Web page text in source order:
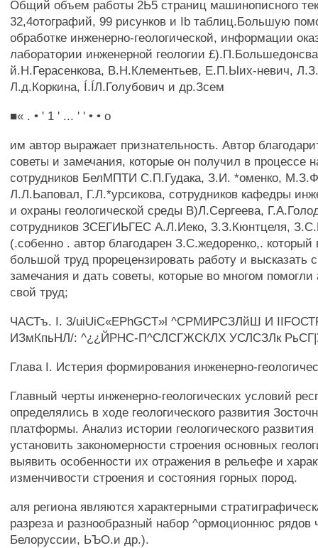
Общий объем работы 2Ь5 страниц машинописного
32,4отографий, 99 рисунков и Ib таблиц.Большую
обработке инженерно-геологической, информации
лаборатории инженерной геологии
й.Н.Герасенкова, В.Н.Клементьев, Е.П.Ыих-невич,
Л.д.Коркина, Í.ÍЛ.Голубович и др.Зсем
■« . • ' 1 ' ... ' ' • • о
им автор выражает признательность. Автор
советы и замечания, которые он получил в процессе
сотрудников БелМПТИ С.П.Гудака, З.И. *оменко,
Л.Л.Ьаповал, Г.Л.*урсикова, сотрудников кафедры
и охраны геологической среды В)Л.Сергеева,
сотрудников ЗСЕГИЬГЕС А.Л.Иеко, З.З.Кюнтцеля,
(.собенно . автор благодарен З.С.жедоренко,. который
большой труд прорецензировать работу и высказать
замечания и дать советы, которые во многом помогли
свой труд;
ЧАСТъ. I. 3/uiUiC«EPhGCT»l ^СРМИРСЗЛйШ И
ИЗмКпьНЛ/: ^¿¿ЙРНС-П^СЛСГЖСКЛХ УСЛСЗЛк
Глава I. Истерия формирования инженерно-
Главный черты инженерно-геологических условий
определялись в ходе геологического развития
платформы. Анализ истории геологического развития
установить закономерности строения основных
выявить особенности их отражения в рельефе и
изменчивости строения и состояния горных пород.
аля региона являются характерными
разреза и разнообразный набор ^ормоционнюс рядов
Белоруссии, ЬЪО.и др.).